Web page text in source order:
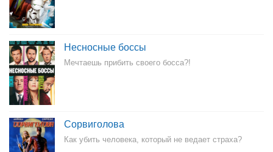
Несносные боссы
Мечтаешь прибить своего босса?!
Сорвиголова
Как убить человека, который не ведает страха?